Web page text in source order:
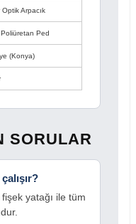
Optik Arpacık
Ped
(Konya)
SORULAR
yatağı ile tüm